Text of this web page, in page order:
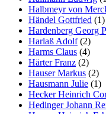
Halbmeyr von
Händel Gottfried (1)
Hardenberg Georg
Harlaß Adolf(2)
Harms Claus (4)
Härter Franz (2)
Hauser Markus (2)
Hausmann Julie (1)
Hecker Heinrich
Hedinger Johann